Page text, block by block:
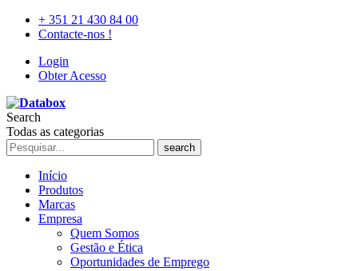
+ 351 21 430 84 00
Contacte-nos !
Login
Obter Acesso
Search
Todas as categorias
search
Início
Produtos
Marcas
Empresa
Quem Somos
Gestão e Ética
Oportunidades de Emprego